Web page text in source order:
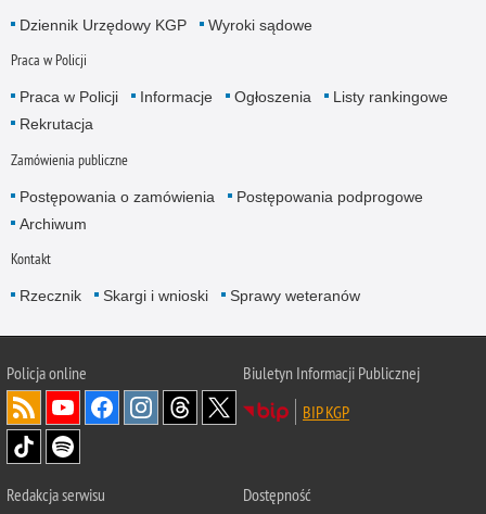
Dziennik Urzędowy KGP Wyroki sądowe
Praca w Policji
Praca w Policji Informacje Ogłoszenia
Listy rankingowe
Rekrutacja
Zamówienia publiczne
Postępowania o zamówienia
Postępowania podprogowe
Archiwum
Kontakt
Rzecznik Skargi i wnioski Sprawy weteranów
Policjaonline
Biuletyn Informacji Publicznej
BIP KGP
Redakcja serwisu Dostępność